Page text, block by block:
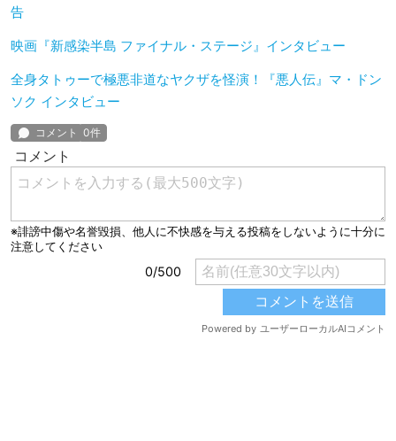
告
映画『新感染半島 ファイナル・ステージ』インタビュー
全身タトゥーで極悪非道なヤクザを怪演！『悪人伝』マ・ドン
ソク インタビュー